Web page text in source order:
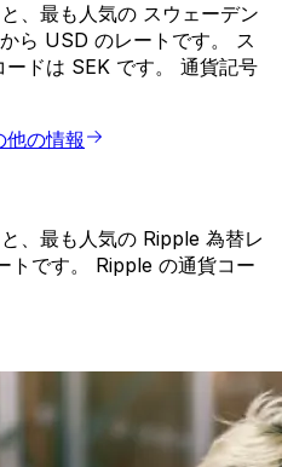
、最も人気の スウェーデン
ら USD のレートです。 ス
ドは SEK です。 通貨記号
の情報
、最も人気の Ripple 為替レ
トです。 Ripple の通貨コー